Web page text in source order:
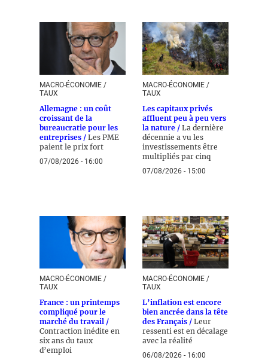
MACRO-ÉCONOMIE /
TAUX
Allemagne : un coût
croissant de la
bureaucratie pour les
entreprises / Les PME
paient le prix fort
07/08/2026 - 16:00
MACRO-ÉCONOMIE /
TAUX
Les capitaux privés
affluent peu à peu vers
la nature / La dernière
décennie a vu les
investissements être
multipliés par cinq
07/08/2026 - 15:00
MACRO-ÉCONOMIE /
TAUX
France : un printemps
compliqué pour le
marché du travail /
Contraction inédite en
six ans du taux
d’emploi
MACRO-ÉCONOMIE /
TAUX
L’inflation est encore
bien ancrée dans la tête
des Français / Leur
ressenti est en décalage
avec la réalité
06/08/2026 - 16:00